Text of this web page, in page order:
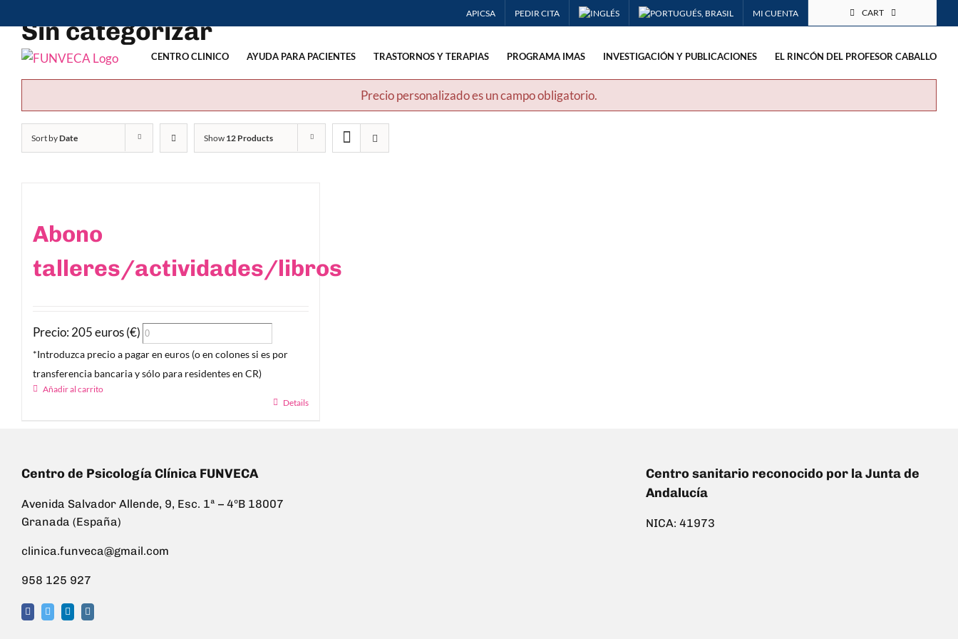
to
content
APICSA PEDIR CITA MI CUENTA CART
CENTRO CLINICO AYUDA PARA PACIENTES TRASTORNOS Y TERAPIAS PROGRAMA IMAS INVESTIGACIÓN Y PUBLICACIONES EL RINCÓN DEL PROFESOR CABALLO
Sin categorizar
Precio personalizado es un campo obligatorio.
Sort byDate Show 12 Products
Abono
talleres/actividades/libros
Precio: 205 euros (€)
*Introduzca precio a pagar en euros (o en colones si es por
transferencia bancaria y sólo para residentes en CR)
Añadir al carrito
Details
Centro de Psicología Clínica FUNVECA
Avenida Salvador Allende, 9, Esc. 1ª – 4ºB 18007
Granada (España)
clinica.funveca@gmail.com
958 125 927
Centro sanitario reconocido por la Junta de
Andalucía
NICA: 41973